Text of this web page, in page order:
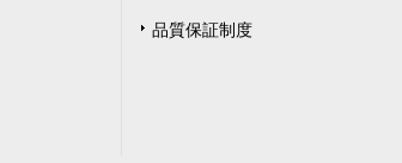
品質保証制度